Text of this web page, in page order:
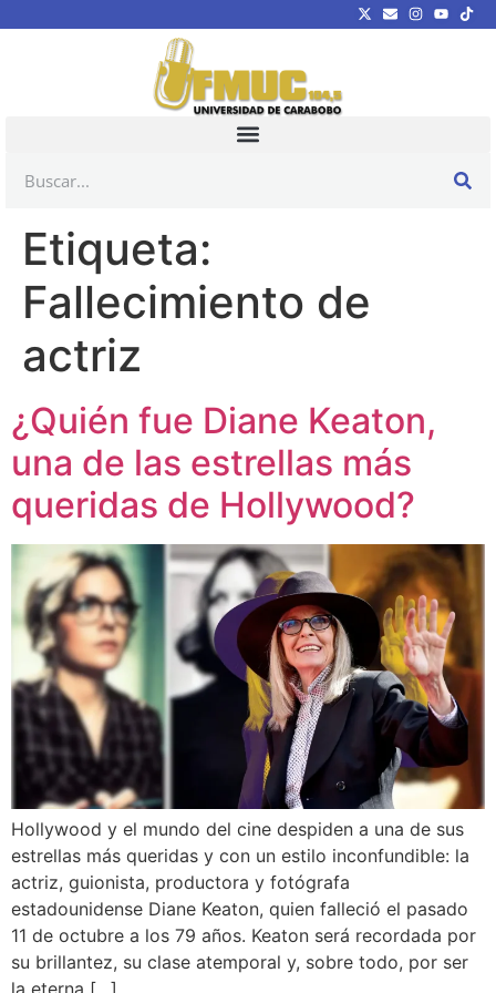
Etiqueta:
Fallecimiento de
actriz
¿Quién fue Diane Keaton,
una de las estrellas más
queridas de Hollywood?
Hollywood y el mundo del cine despiden a una de sus
estrellas más queridas y con un estilo inconfundible: la
actriz, guionista, productora y fotógrafa
estadounidense Diane Keaton, quien falleció el pasado
11 de octubre a los 79 años. Keaton será recordada por
su brillantez, su clase atemporal y, sobre todo, por ser